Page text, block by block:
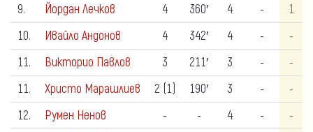
9.
Йордан Лечков 4 360′ 4 -
1
10.
Ивайло Андонов 4 342′ 4 -
-
11.
Викторио Павлов 3 211′ 3 -
-
11.
Христо Марашлиев 2 (1) 190′ 3 -
-
12.
Румен Ненов - - 4 -
-